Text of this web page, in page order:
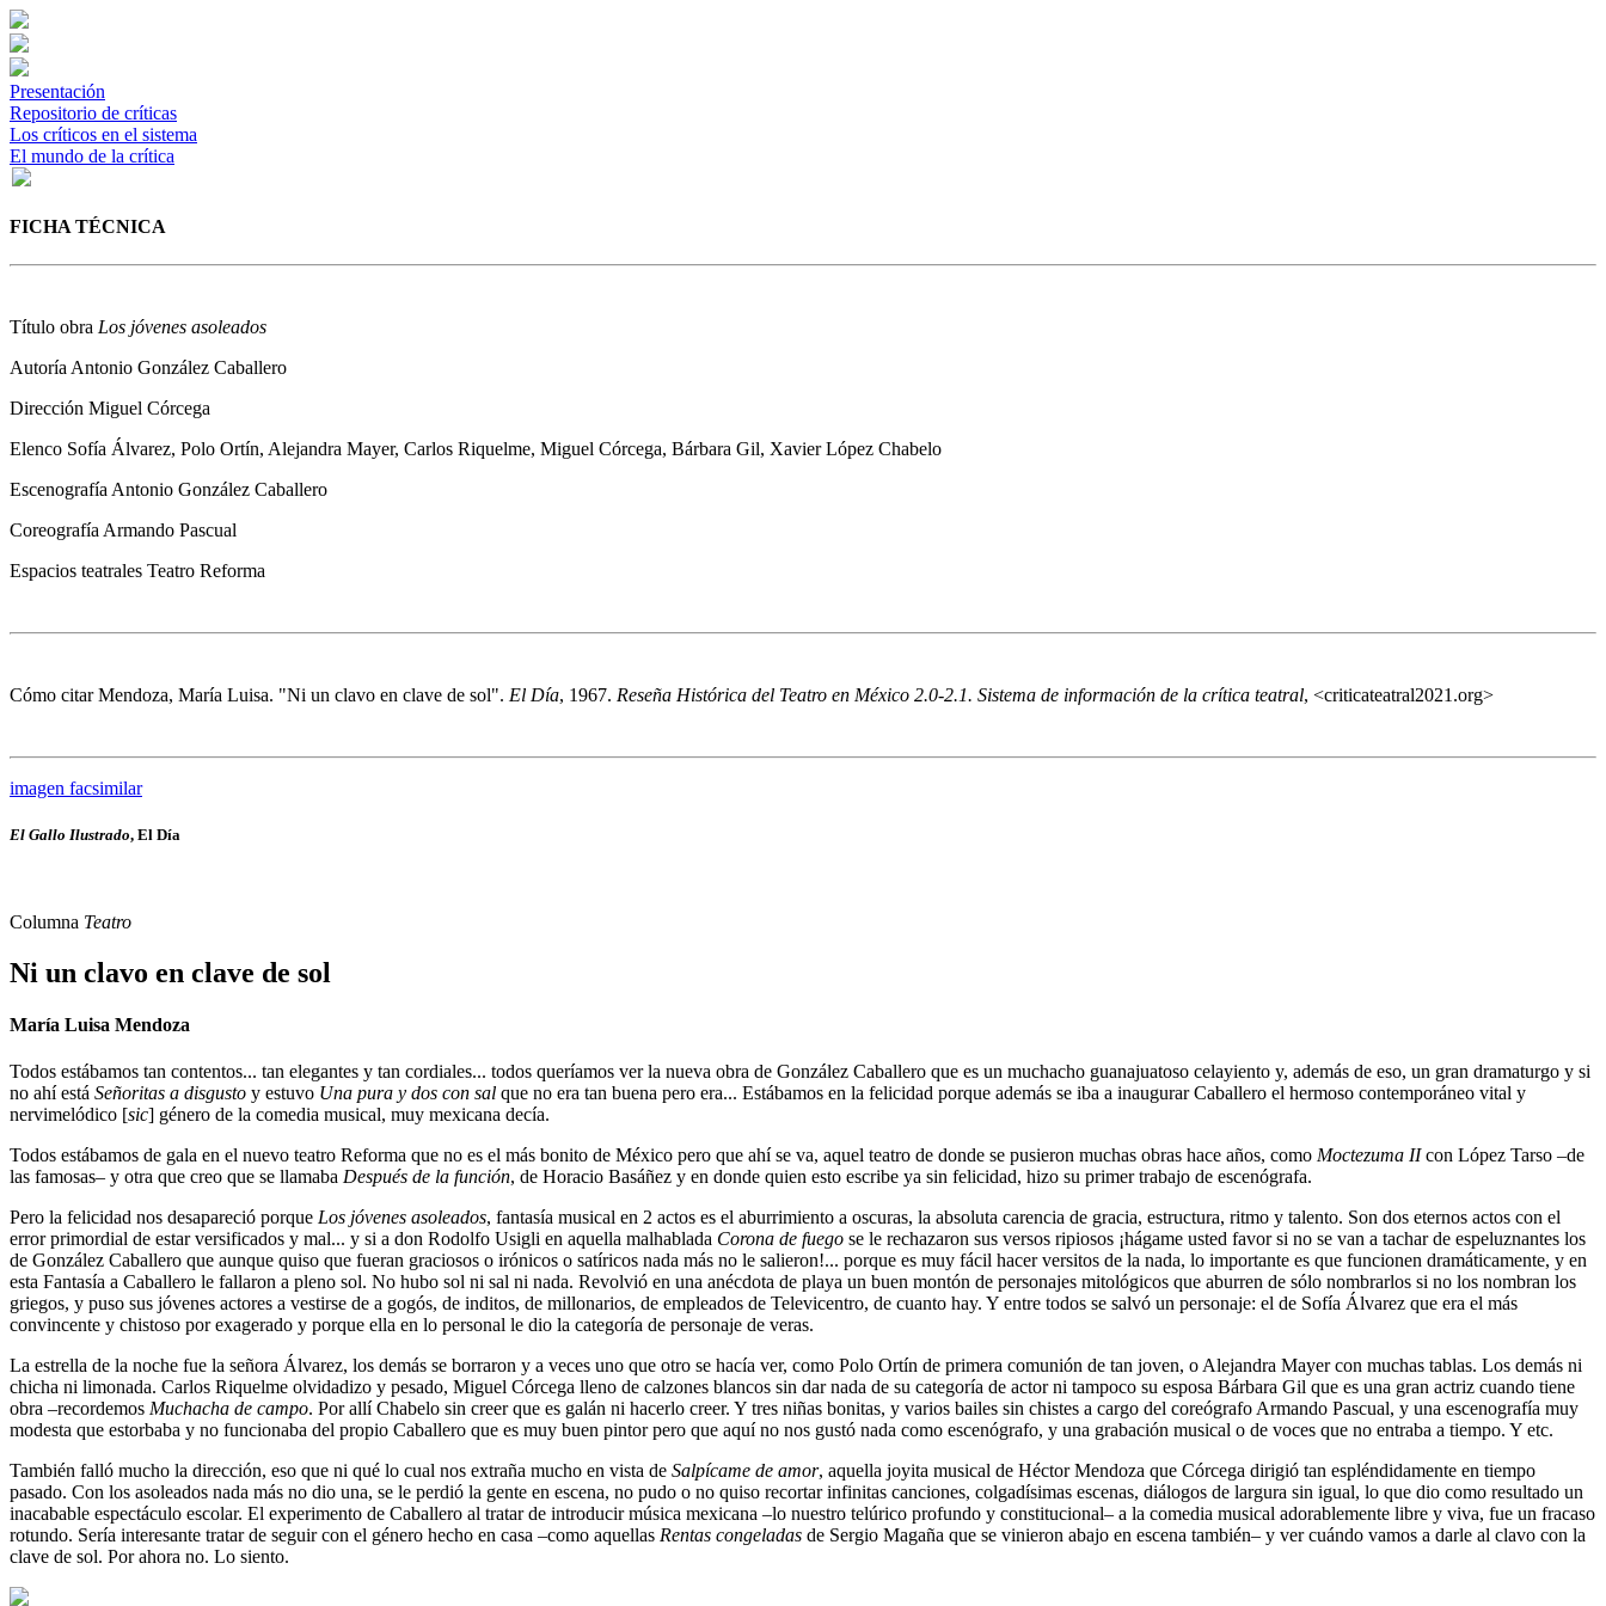
Presentación
Repositorio de críticas
Los críticos en el sistema
El mundo de la crítica
FICHA TÉCNICA
Título obra Los jóvenes asoleados
Autoría Antonio González Caballero
Dirección Miguel Córcega
Elenco Sofía Álvarez, Polo Ortín, Alejandra Mayer, Carlos Riquelme, Miguel Córcega, Bárbara Gil, Xavier López Chabelo
Escenografía Antonio González Caballero
Coreografía Armando Pascual
Espacios teatrales Teatro Reforma
Cómo citarMendoza, María Luisa. "Ni un clavo en clave de sol". El Día, 1967. Reseña Histórica del Teatro en México 2.0-2.1. Sistema de información de la crítica teatral, <criticateatral2021.org>
imagen facsimilar
El Gallo Ilustrado, El Día
Columna Teatro
Ni un clavo en clave de sol
María Luisa Mendoza
Todos estábamos tan contentos... tan elegantes y tan cordiales... todos queríamos ver la nueva obra de González Caballero que es un muchacho guanajuatoso celayiento y, además de eso, un gran dramaturgo y si
no ahí está Señoritas a disgusto y estuvo Una pura y dos con sal que no era tan buena pero era... Estábamos en la felicidad porque además se iba a inaugurar Caballero el hermoso contemporáneo vital y
nervimelódico [sic] género de la comedia musical, muy mexicana decía.
Todos estábamos de gala en el nuevo teatro Reforma que no es el más bonito de México pero que ahí se va, aquel teatro de donde se pusieron muchas obras hace años, como Moctezuma IIcon López Tarso –de
las famosas– y otra que creo que se llamaba Después de la función, de Horacio Basáñez y en donde quien esto escribe ya sin felicidad, hizo su primer trabajo de escenógrafa.
Pero la felicidad nos desapareció porque Los jóvenes asoleados, fantasía musical en 2 actos es el aburrimiento a oscuras, la absoluta carencia de gracia, estructura, ritmo y talento. Son dos eternos actos con el
error primordial de estar versificados y mal... y si a don Rodolfo Usigli en aquella malhablada Corona de fuego se le rechazaron sus versos ripiosos ¡hágame usted favor si no se van a tachar de espeluznantes los
de González Caballero que aunque quiso que fueran graciosos o irónicos o satíricos nada más no le salieron!... porque es muy fácil hacer versitos de la nada, lo importante es que funcionen dramáticamente, y en
esta Fantasía a Caballero le fallaron a pleno sol. No hubo sol ni sal ni nada. Revolvió en una anécdota de playa un buen montón de personajes mitológicos que aburren de sólo nombrarlos si no los nombran los
griegos, y puso sus jóvenes actores a vestirse de a gogós, de inditos, de millonarios, de empleados de Televicentro, de cuanto hay. Y entre todos se salvó un personaje: el de Sofía Álvarez que era el más
convincente y chistoso por exagerado y porque ella en lo personal le dio la categoría de personaje de veras.
La estrella de la noche fue la señora Álvarez, los demás se borraron y a veces uno que otro se hacía ver, como Polo Ortín de primera comunión de tan joven, o Alejandra Mayer con muchas tablas. Los demás ni
chicha ni limonada. Carlos Riquelme olvidadizo y pesado, Miguel Córcega lleno de calzones blancos sin dar nada de su categoría de actor ni tampoco su esposa Bárbara Gil que es una gran actriz cuando tiene
obra –recordemos Muchacha de campo. Por allí Chabelo sin creer que es galán ni hacerlo creer. Y tres niñas bonitas, y varios bailes sin chistes a cargo del coreógrafo Armando Pascual, y una escenografía muy
modesta que estorbaba y no funcionaba del propio Caballero que es muy buen pintor pero que aquí no nos gustó nada como escenógrafo, y una grabación musical o de voces que no entraba a tiempo. Y etc.
También falló mucho la dirección, eso que ni qué lo cual nos extraña mucho en vista de Salpícame de amor, aquella joyita musical de Héctor Mendoza que Córcega dirigió tan espléndidamente en tiempo
pasado. Con los asoleados nada más no dio una, se le perdió la gente en escena, no pudo o no quiso recortar infinitas canciones, colgadísimas escenas, diálogos de largura sin igual, lo que dio como resultado un
inacabable espectáculo escolar. El experimento de Caballero al tratar de introducir música mexicana –lo nuestro telúrico profundo y constitucional– a la comedia musical adorablemente libre y viva, fue un fracaso
rotundo. Sería interesante tratar de seguir con el género hecho en casa –como aquellas Rentas congeladas de Sergio Magaña que se vinieron abajo en escena también– y ver cuándo vamos a darle al clavo con la
clave de sol. Por ahora no. Lo siento.